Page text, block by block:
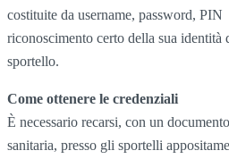
costituite da username, password,
riconoscimento certo della sua identità
sportello.
Come ottenere le credenziali
È necessario recarsi, con un
sanitaria, presso gli sportelli